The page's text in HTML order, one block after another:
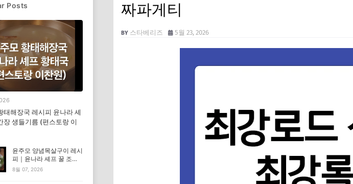
짜파게티
스타베리즈 5월 23, 2026
Posts
태해장국 레시피 윤나라 셰
장 생들기름 (편스토랑 이
윤주모 양념목살구이 레시
피｜윤나라 셰프 꿀 조선
간장 정보 (편스토랑 이찬
8월 07, 2026